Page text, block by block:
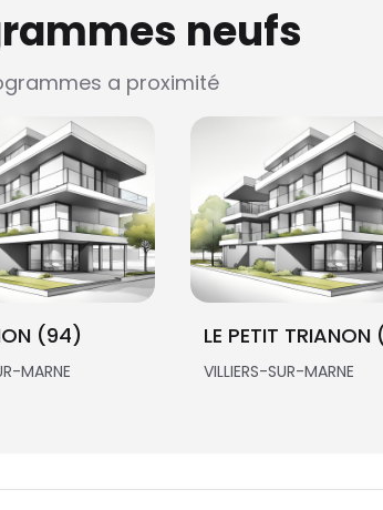
neufs
a proximité
(94)
MARNE
LE PETIT
VILLIERS-SUR-MARNE